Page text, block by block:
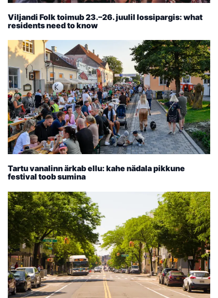
Viljandi Folk toimub 23.–26. juulil lossipargis: what
residents need to know
Tartu vanalinn ärkab ellu: kahe nädala pikkune
festival toob sumina